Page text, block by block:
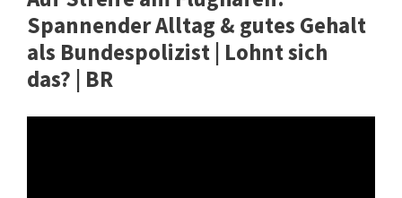
Spannender Alltag & gutes Gehalt
als Bundespolizist | Lohnt sich
das? | BR